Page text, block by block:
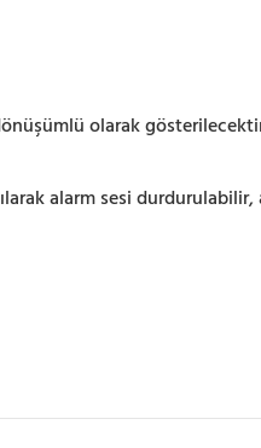
olarak
alarm sesi